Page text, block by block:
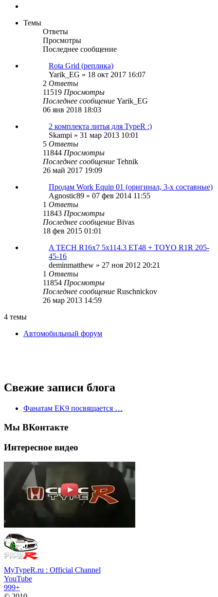
Темы
Ответы
Просмотры
Последнее сообщение
Rota Grid (реплика)
Yarik_EG » 18 окт 2017 16:07
2 Ответы
11519 Просмотры
Последнее сообщение Yarik_EG
06 янв 2018 18:03
2 комплекта литья для TypeR :)
Skampi » 31 мар 2013 10:01
5 Ответы
11844 Просмотры
Последнее сообщение Tehnik
26 май 2017 19:09
Продам Work Equip 01 (оригинал, 3-х составные)
Agnostic89 » 07 фев 2014 11:55
1 Ответы
11843 Просмотры
Последнее сообщение Bivas
18 фев 2015 01:01
A TECH R16х7 5х114.3 ET48 + TOYO R1R 205-
45-16
deminmatthew » 27 ноя 2012 20:21
1 Ответы
11854 Просмотры
Последнее сообщение Ruschnickov
26 мар 2013 14:59
4 темы
Автомобильный форум
Свежие записи блога
Фанатам EK9 посвящается …
Мы ВКонтакте
Интересное видео
MyTypeR.ru : Official Channel
YouTube
999+